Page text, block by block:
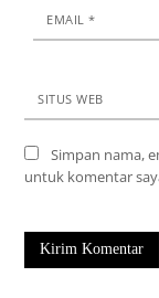
EMAIL*
SITUS WEB
Simpan nama,
untuk komentar